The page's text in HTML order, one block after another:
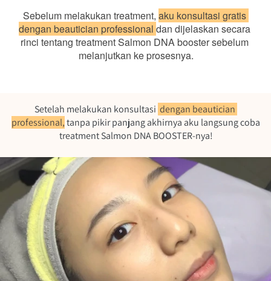
Sebelum melakukan treatment, aku konsultasi gratis
dengan beautician professional dan dijelaskan secara
rinci tentang treatment Salmon DNA booster sebelum
melanjutkan ke prosesnya.
Setelah melakukan konsultasi dengan beautician
professional, tanpa pikir panjang akhirnya aku langsung coba
treatment Salmon DNA BOOSTER-nya!